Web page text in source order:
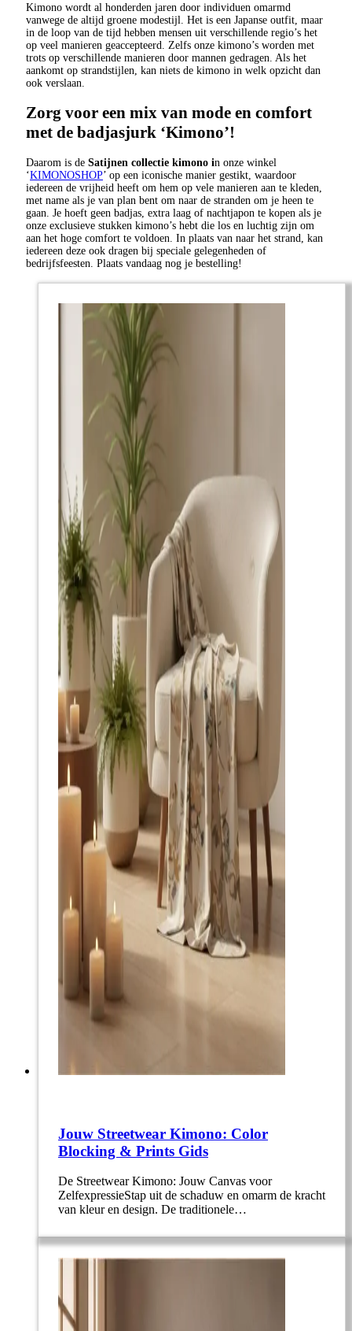
Kimono wordt al honderden jaren door individuen omarmd
vanwege de altijd groene modestijl. Het is een Japanse outfit, maar
in de loop van de tijd hebben mensen uit verschillende regio’s het
op veel manieren geaccepteerd. Zelfs onze kimono’s worden met
trots op verschillende manieren door mannen gedragen. Als het
aankomt op strandstijlen, kan niets de kimono in welk opzicht dan
ook verslaan.
Zorg voor een mix van mode en comfort
met de badjasjurk ‘Kimono’!
Daarom is de Satijnen collectie kimono in onze winkel
‘KIMONOSHOP’ op een iconische manier gestikt, waardoor
iedereen de vrijheid heeft om hem op vele manieren aan te kleden,
met name als je van plan bent om naar de stranden om je heen te
gaan. Je hoeft geen badjas, extra laag of nachtjapon te kopen als je
onze exclusieve stukken kimono’s hebt die los en luchtig zijn om
aan het hoge comfort te voldoen. In plaats van naar het strand, kan
iedereen deze ook dragen bij speciale gelegenheden of
bedrijfsfeesten. Plaats vandaag nog je bestelling!
Jouw Streetwear Kimono: Color
Blocking & Prints Gids
De Streetwear Kimono: Jouw Canvas voor
ZelfexpressieStap uit de schaduw en omarm de kracht
van kleur en design. De traditionele…